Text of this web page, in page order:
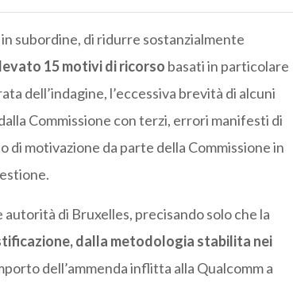
subordine, di ridurre sostanzialmente
15 motivi di ricorso basati in particolare
dell’indagine, l’eccessiva brevità di alcuni
Commissione con terzi, errori manifesti di
motivazione da parte della Commissione in
di Bruxelles, precisando solo che la
dalla metodologia stabilita nei
dell’ammenda inflitta alla Qualcomm a